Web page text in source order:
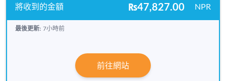
₨47,827.00 NPR
最後更新: 7小時前
前往網站